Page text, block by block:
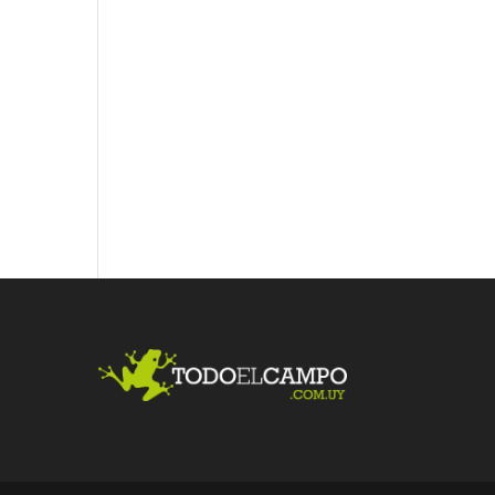
Fac
ebo
Twit
ter